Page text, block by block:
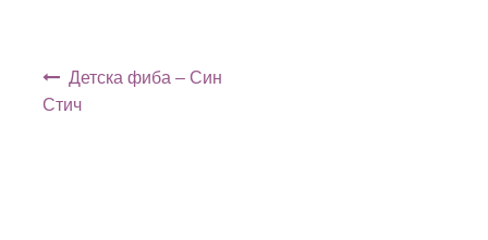
Детска фиба – Син
Стич